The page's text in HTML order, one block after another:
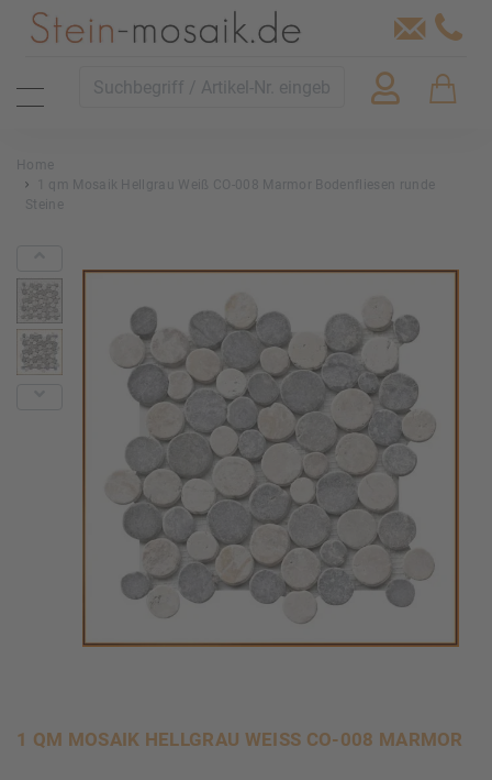
Home
1 qm Mosaik Hellgrau Weiß CO-008 Marmor Bodenfliesen runde
Steine
1 QM MOSAIK HELLGRAU WEISS CO-008 MARMOR B